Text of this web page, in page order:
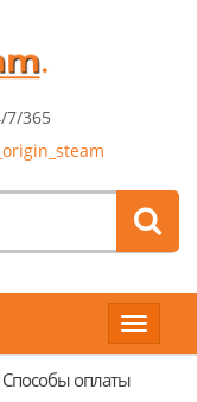
7/365
Toggle
Способы оплаты